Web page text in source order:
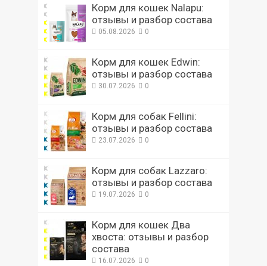
Корм для кошек Nalapu:
отзывы и разбор состава
05.08.2026 0
Корм для кошек Edwin:
отзывы и разбор состава
30.07.2026 0
Корм для собак Fellini:
отзывы и разбор состава
23.07.2026 0
Корм для собак Lazzaro:
отзывы и разбор состава
19.07.2026 0
Корм для кошек Два
хвоста: отзывы и разбор
состава
16.07.2026 0